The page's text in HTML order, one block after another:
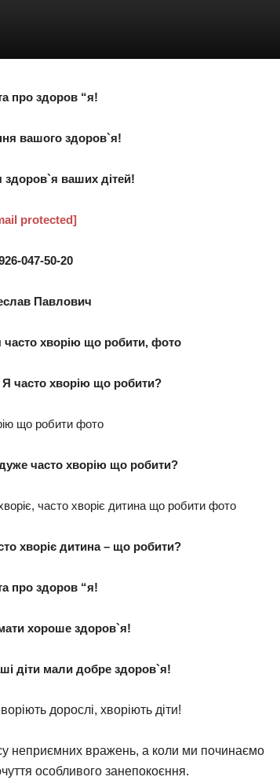
про здоров “я!
вашого здоров`я!
здоров`я ваших дітей!
protected]
047-50-20
Павлович
часто хворію що робити?
часто хворію що робити?
хворіє дитина – що робити?
про здоров “я!
хороше здоров`я!
діти мали добре здоров`я!
дорослі, хворіють діти!
неприємних вражень, а коли ми починаємо
особливого занепокоєння.